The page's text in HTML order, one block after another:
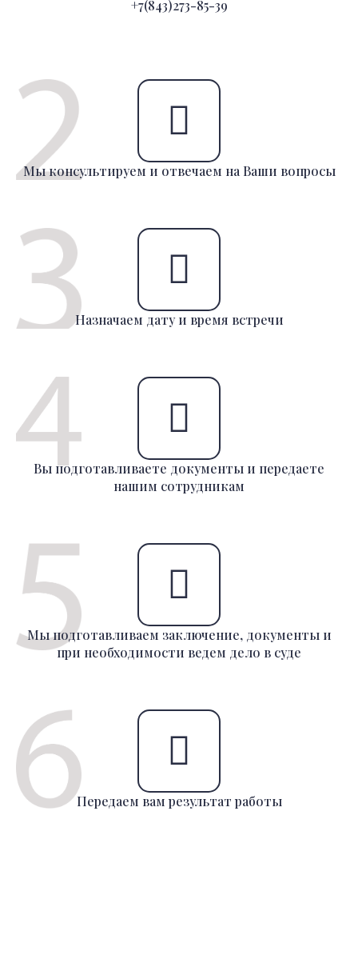
+7(843)273-85-39
Мы консультируем и отвечаем на Ваши вопросы
Назначаем дату и время встречи
Вы подготавливаете документы и передаете
нашим сотрудникам
Мы подготавливаем заключение, документы и
при необходимости ведем дело в суде
Передаем вам результат работы